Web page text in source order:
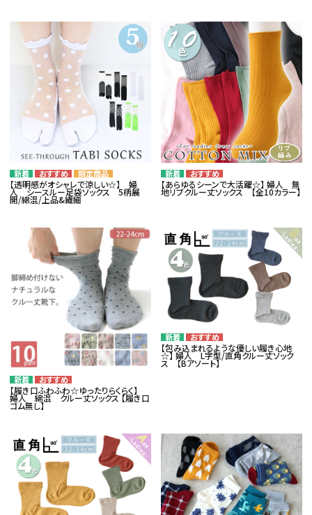
【透明感がオシャレで涼しい☆】 婦
人 シースルー足袋ソックス 5柄展
開/綿混/上品&繊細
【あらゆるシーンで大活躍☆】 婦人 無
地リブクルー丈ソックス 【全10カラー】
【履き口ふわふわ☆ゆったりらくらく】
婦人 綿混 クルー丈ソックス 【履き口
ゴム無し】
【包み込まれるような優しい履き心地
☆】 婦人 L字型/直角クルー丈ソック
ス 【Bアソート】